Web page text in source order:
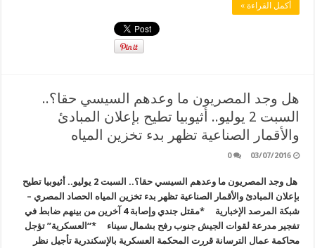
أكمل القراءة »
هل وجد المصريون ما وعدهم السيسي حقا؟..
السبت 2 يوليو.. أثيوبيا تطيح بإعلان المبادئ
والأقمار الصناعية تظهر بدء تخزين المياه
03/07/2016
0
هل وجد المصريون ما وعدهم السيسي حقا؟.. السبت 2 يوليو.. أثيوبيا تطيح
بإعلان المبادئ والأقمار الصناعية تظهر بدء تخزين المياه الحصاد المصري –
شبكة المرصد الإخبارية *مقتل جندي وإصابة 4 آخرين من بينهم ضابط في
تفجير مدرعة لقوات الجيش جنوب رفح بشمال سيناء *“العسكرية” تؤجل
محاكمة عمال الترسانة قررت المحكمة العسكرية بالإسكندرية تأجيل نظر